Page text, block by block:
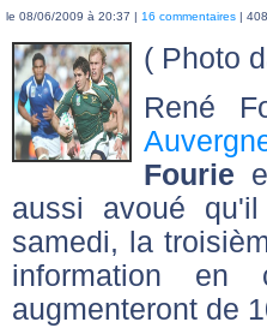
le 08/06/2009 à 20:37 | 16 commentaires |
( Photo
René
Fourie
aussi avoué
samedi, la
information en
augmenteront de